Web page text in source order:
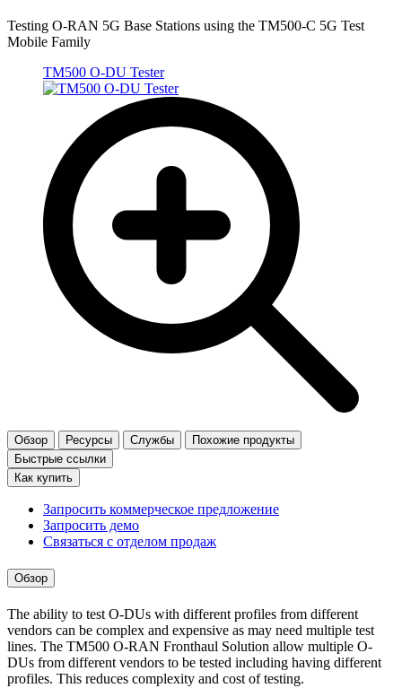
Testing O-RAN 5G Base Stations using the TM500-C 5G Test
Mobile Family
TM500 O-DU Tester
Обзор Ресурсы Службы
Похожие продукты
Быстрые ссылки
Как купить
Запросить коммерческое предложение
Запросить демо
Связаться с отделом продаж
Обзор
The ability to test O-DUs with different profiles from different
vendors can be complex and expensive as may need multiple test
lines. The TM500 O-RAN Fronthaul Solution allow multiple O-
DUs from different vendors to be tested including having different
profiles. This reduces complexity and cost of testing.